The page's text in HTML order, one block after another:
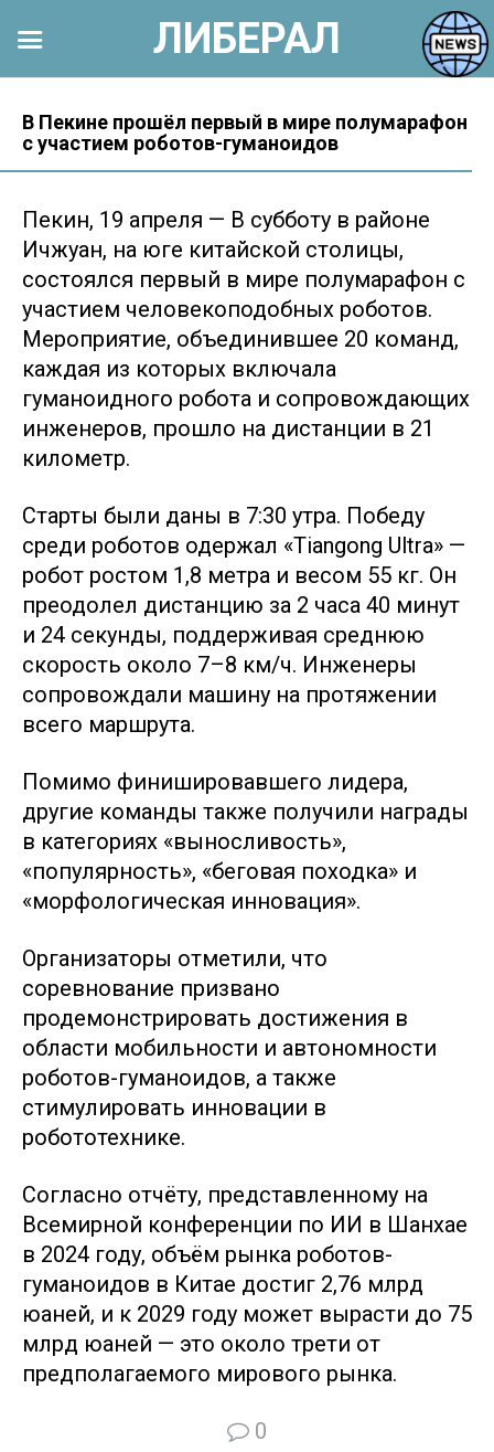
контенту
В Пекине прошёл первый в мире полумарафон
с участием роботов-гуманоидов
Пекин, 19 апреля — В субботу в районе
Ичжуан, на юге китайской столицы,
состоялся первый в мире полумарафон с
участием человекоподобных роботов.
Мероприятие, объединившее 20 команд,
каждая из которых включала
гуманоидного робота и сопровождающих
инженеров, прошло на дистанции в 21
километр.
Старты были даны в 7:30 утра. Победу
среди роботов одержал «Tiangong Ultra» —
робот ростом 1,8 метра и весом 55 кг. Он
преодолел дистанцию за 2 часа 40 минут
и 24 секунды, поддерживая среднюю
скорость около 7–8 км/ч. Инженеры
сопровождали машину на протяжении
всего маршрута.
Помимо финишировавшего лидера,
другие команды также получили награды
в категориях «выносливость»,
«популярность», «беговая походка» и
«морфологическая инновация».
Организаторы отметили, что
соревнование призвано
продемонстрировать достижения в
области мобильности и автономности
роботов-гуманоидов, а также
стимулировать инновации в
робототехнике.
Согласно отчёту, представленному на
Всемирной конференции по ИИ в Шанхае
в 2024 году, объём рынка роботов-
гуманоидов в Китае достиг 2,76 млрд
юаней, и к 2029 году может вырасти до 75
млрд юаней — это около трети от
предполагаемого мирового рынка.
0
ЛИБЕРАЛ